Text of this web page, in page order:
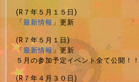
(R７年５月１５日)
「最新情報」更新
(R７年５月１日)
「最新情報」更新
５月の参加予定イベント全て公開！！
(R７年４月３０日)